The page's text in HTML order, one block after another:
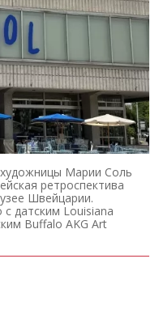
Марии Соль
ретроспектива
Швейцарии.
датским Louisiana
Buffalo AKG Art